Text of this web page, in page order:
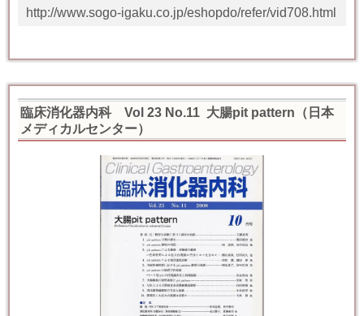
http://www.sogo-igaku.co.jp/eshopdo/refer/vid708.html
臨床消化器内科 Vol 23 No.11 大腸pit pattern（日本
メディカルセンター）